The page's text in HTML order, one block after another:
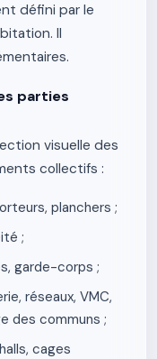
défini par le
Il
parties
visuelle des
collectifs :
planchers ;
;
garde-corps ;
réseaux, VMC,
des communs ;
cages